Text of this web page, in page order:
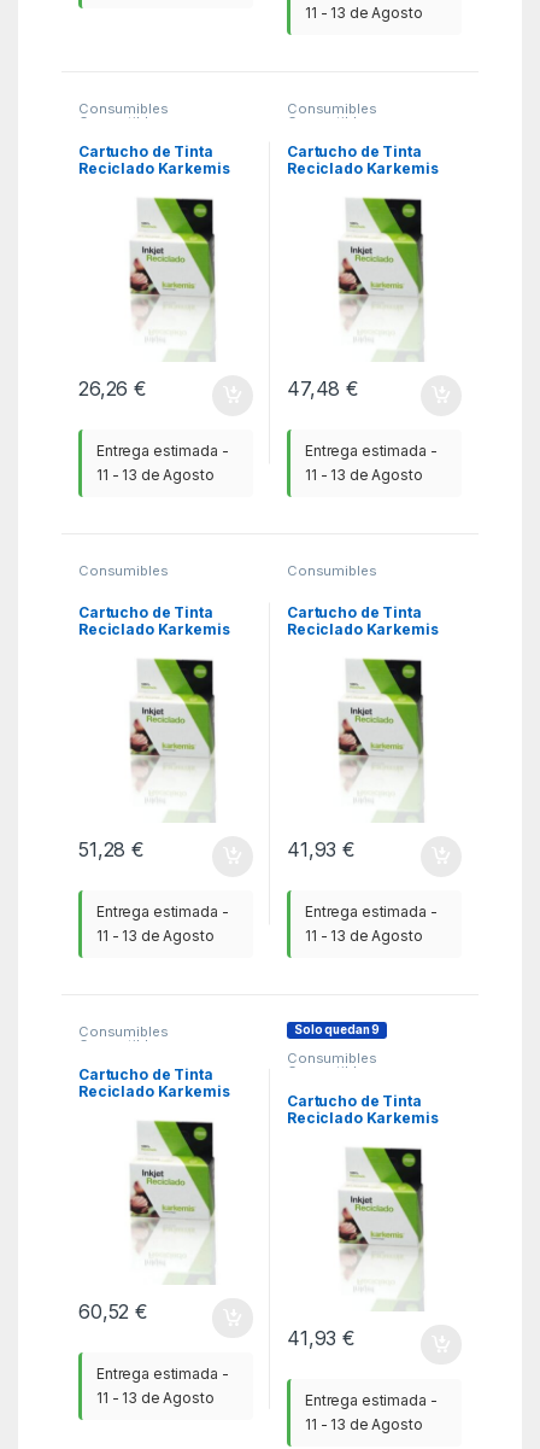
11 - 13 de Agosto
Consumibles
Compatibles
HP,KSA
Cartucho de Tinta
Reciclado Karkemis
Capacidad/ Amarillo
26,26€
Entrega estimada -
11 - 13 de Agosto
Consumibles
Compatibles
HP,KSA
Cartucho de Tinta
Reciclado Karkemis
Capacidad/ Tricolor
47,48€
Entrega estimada -
11 - 13 de Agosto
Consumibles
HP,KSA
Cartucho de Tinta
Reciclado Karkemis
Capacidad/ Tricolor
51,28€
Entrega estimada -
11 - 13 de Agosto
Consumibles
HP,KSA
Cartucho de Tinta
Reciclado Karkemis
Capacidad/ Negro
41,93€
Entrega estimada -
11 - 13 de Agosto
Consumibles
Compatibles
HP,KSA
Cartucho de Tinta
Reciclado Karkemis
Capacidad/ Negro
60,52€
Entrega estimada -
11 - 13 de Agosto
Solo quedan 9
Consumibles
Compatibles
HP,KSA
Cartucho de Tinta
Reciclado Karkemis
Capacidad/ Tricolor
41,93€
Entrega estimada -
11 - 13 de Agosto